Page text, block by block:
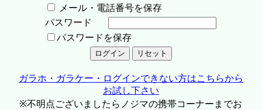
メール・電話番号を保存
パスワード
パスワードを保存
ガラホ・ガラケー・ログインできない方はこちらから
お試し下さい
※不明点ございましたらノジマの携帯コーナーまでお